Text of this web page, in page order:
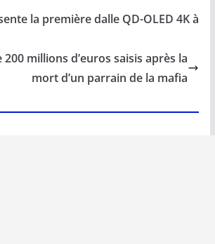
s
p
e
n
y
n
k
g
la première dalle QD-OLED 4K à
200 millions d’euros saisis après la
mort d’un parrain de la mafia